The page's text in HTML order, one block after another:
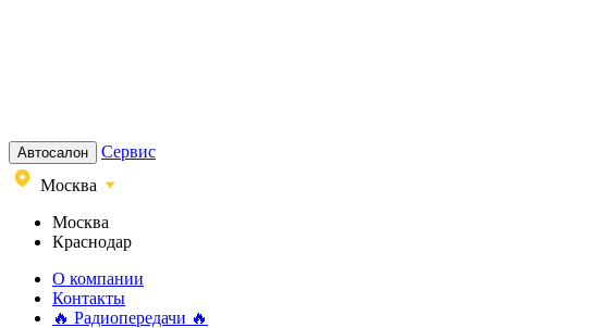
Автосалон
Сервис
Москва
Москва
Краснодар
О компании
Контакты
🔥 Радиопередачи 🔥